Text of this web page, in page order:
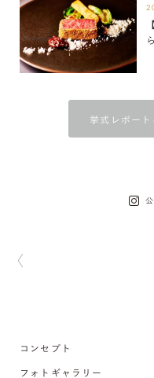
挙式レポー
コンセプト
フォトギャラリー